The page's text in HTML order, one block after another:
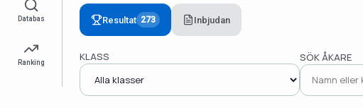
Databas
Ranking
Resultat 273 Inbjudan
KLASS SÖK ÅKARE